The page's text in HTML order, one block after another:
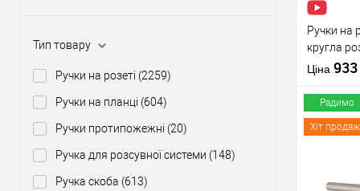
Тип товару
Ручки на розеті (2259)
Ручки на планці (604)
Ручки протипожежні (20)
Ручка для розсувної системи (148)
Ручка скоба (613)
Ручки на
кругла
Ціна 933
Радимо
Хіт